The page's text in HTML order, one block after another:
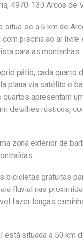
4970-130 Arcos de
situa-se a 5 km de
piscina ao ar livre
para as montanhas.
pátio, cada quarto
plana via satélite e
quartos apresentam
detalhes rústicos,
zona exterior de
bicicletas gratuitas
fluvial nas
fazer longas
está situada a 50 km